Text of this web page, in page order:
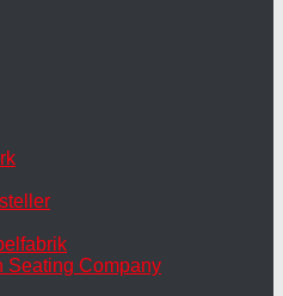
Seating Company